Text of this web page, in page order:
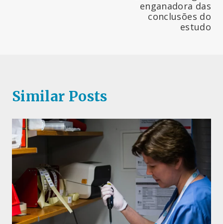
enganadora das
conclusões do
estudo
Similar Posts